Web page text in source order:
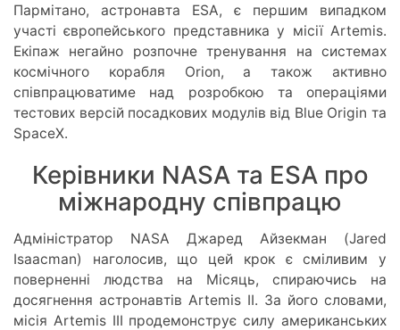
Пармітано, астронавта ESA, є першим випадком
участі європейського представника у місії Artemis.
Екіпаж негайно розпочне тренування на системах
космічного корабля Orion, а також активно
співпрацюватиме над розробкою та операціями
тестових версій посадкових модулів від Blue Origin та
SpaceX.
Керівники NASA та ESA про
міжнародну співпрацю
Адміністратор NASA Джаред Айзекман (Jared
Isaacman) наголосив, що цей крок є сміливим у
поверненні людства на Місяць, спираючись на
досягнення астронавтів Artemis II. За його словами,
місія Artemis III продемонструє силу американських